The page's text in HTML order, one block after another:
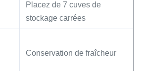
Placez de 7 cuves de
stockage carrées
Conservation de fraîcheur